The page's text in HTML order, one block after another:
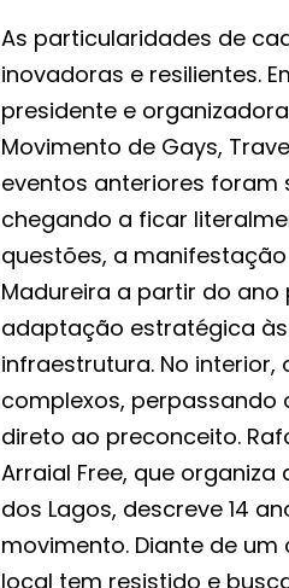
As particularidades de
inovadoras e resilientes.
presidente e
Movimento de Gays,
eventos anteriores foram
chegando a ficar
questões, a
Madureira a partir do
adaptação estratégica
infraestrutura. No
complexos,
direto ao preconceito.
Arraial Free, que
dos Lagos, descreve 14
movimento. Diante de
local tem resistido e